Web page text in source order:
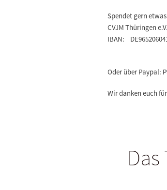
Spendet gern
CVJM Thüringen e.V.
IBAN:
Oder über Paypal:
Wir danken euch